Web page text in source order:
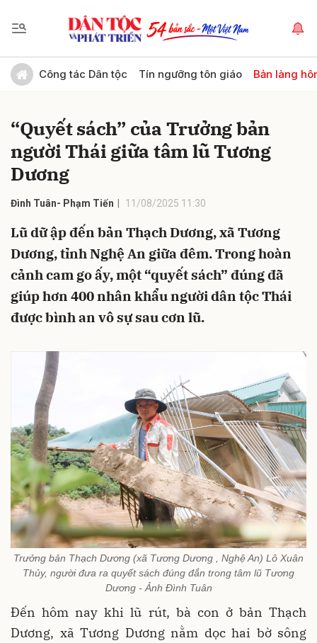
Công tác Dân tộc Tín ngưỡng tôn giáo Bản làng
“Quyết sách” của Trưởng bản
người Thái giữa tâm lũ Tương
Dương
Đình Tuân- Phạm Tiến 11/08/2025 11:30
Lũ dữ ập đến bản Thạch Dương, xã Tương
Dương, tỉnh Nghệ An giữa đêm. Trong hoàn
cảnh cam go ấy, một “quyết sách” đúng đã
giúp hơn 400 nhân khẩu người dân tộc Thái
được bình an vô sự sau cơn lũ.
Trưởng bản Thạch Dương (xã Tương Dương , Nghệ An) Lô Xuân
Thủy, người đưa ra quyết sách đúng đắn trong tâm lũ Tương
Dương - Ảnh Đình Tuân
Đến hôm nay khi lũ rút, bà con ở bản Thạch
Dương, xã Tương Dương nằm dọc hai bờ sông
Gửi bình luận